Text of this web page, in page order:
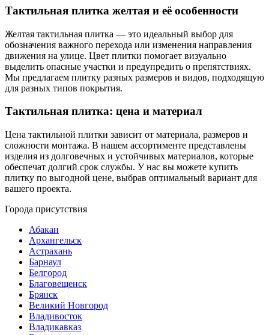
Тактильная плитка желтая и её особенности
Желтая тактильная плитка — это идеальный выбор для
обозначения важного перехода или изменения направления
движения на улице. Цвет плитки помогает визуально
выделить опасные участки и предупредить о препятствиях.
Мы предлагаем плитку разных размеров и видов, подходящую
для разных типов покрытия.
Тактильная плитка: цена и материал
Цена тактильной плитки зависит от материала, размеров и
сложности монтажа. В нашем ассортименте представлены
изделия из долговечных и устойчивых материалов, которые
обеспечат долгий срок службы. У нас вы можете купить
плитку по выгодной цене, выбрав оптимальный вариант для
вашего проекта.
Города присутствия
Абакан
Архангельск
Астрахань
Барнаул
Белгород
Благовещенск
Брянск
Великий Новгород
Владивосток
Владикавказ